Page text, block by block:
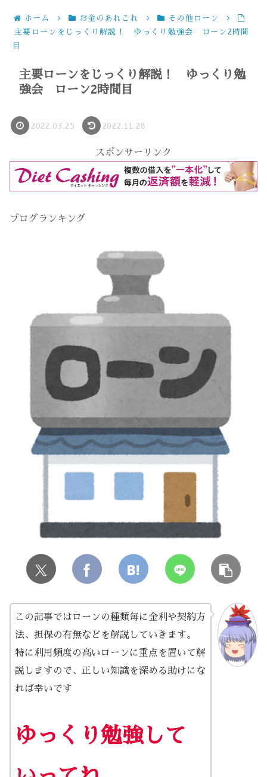
ホーム お金のあれこれ
その他ローン
主要ローンをじっくり解説！ ゆっくり勉強会 ローン2時間
目
主要ローンをじっくり解説！ ゆっくり勉
強会 ローン2時間目
2022.03.25 2022.11.28
スポンサーリンク
ブログランキング
この記事ではローンの種類毎に金利や契約方
法、担保の有無などを解説していきます。
特に利用頻度の高いローンに重点を置いて解
説しますので、正しい知識を深める助けにな
れば幸いです
ゆっくり勉強して